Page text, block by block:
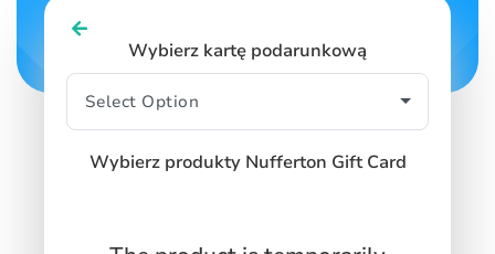
Wybierz kartę podarunkową
Wybierz produkty Nufferton Gift Card